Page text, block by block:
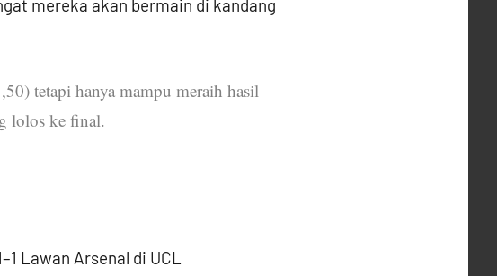
mereka akan bermain di kandang
tetapi hanya mampu meraih hasil
lolos ke final.